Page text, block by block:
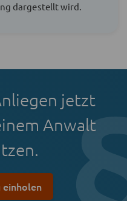
dargestellt wird.
jetzt
Anwalt
einholen